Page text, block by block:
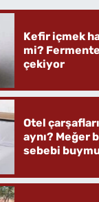
Kefir içmek
mi?
çekiyor
Otel
aynı? Meğer
sebebi